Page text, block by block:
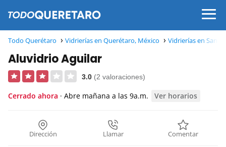
Todo Querétaro Vidrierías en Querétaro, México Vidrierías en
Aluvidrio Aguilar
3.0 (2 valoraciones)
Cerrado ahora · Abre mañana a las 9a.m. Ver horarios
Dirección Llamar Comentar